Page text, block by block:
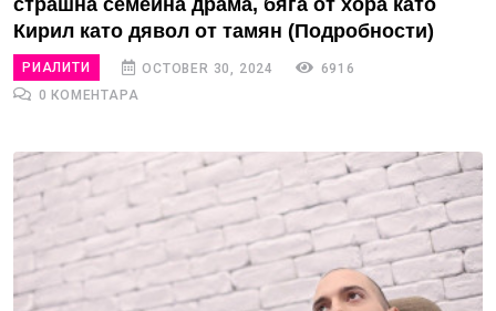
страшна семейна драма, бяга от хора като
Кирил като дявол от тамян (Подробности)
РИАЛИТИ OCTOBER 30, 2024
6916
0 КОМЕНТАРА